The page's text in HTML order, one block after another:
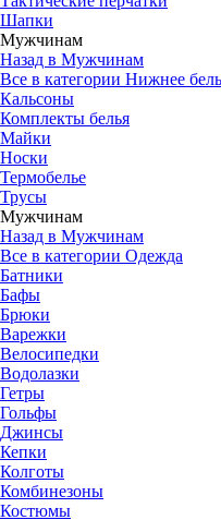
Шапки
Мужчинам
Назад в Мужчинам
Все в категории Нижнее
Кальсоны
Комплекты белья
Майки
Носки
Термобелье
Трусы
Мужчинам
Назад в Мужчинам
Все в категории Одежда
Батники
Бафы
Брюки
Варежки
Велосипедки
Водолазки
Гетры
Гольфы
Джинсы
Кепки
Колготы
Комбинезоны
Костюмы